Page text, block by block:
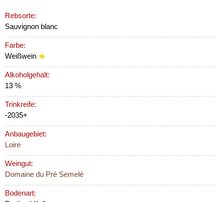
Rebsorte:
Sauvignon blanc
Farbe:
Weißwein
Alkoholgehalt:
13 %
Trinkreife:
-2035+
Anbaugebiet:
Loire
Weingut:
Domaine du Pré Semelé
Bodenart: